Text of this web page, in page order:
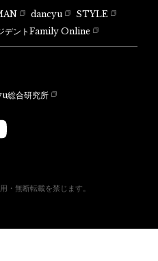
dancyu
STYLE
デントFamily Online
総合研究所
・無断転載を禁じます。